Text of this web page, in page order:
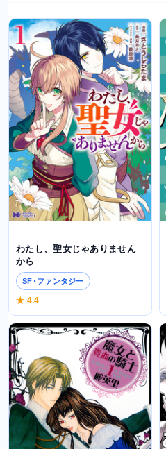
わたし、聖女じゃありません
から
SF･ファンタジー
★ 4.4